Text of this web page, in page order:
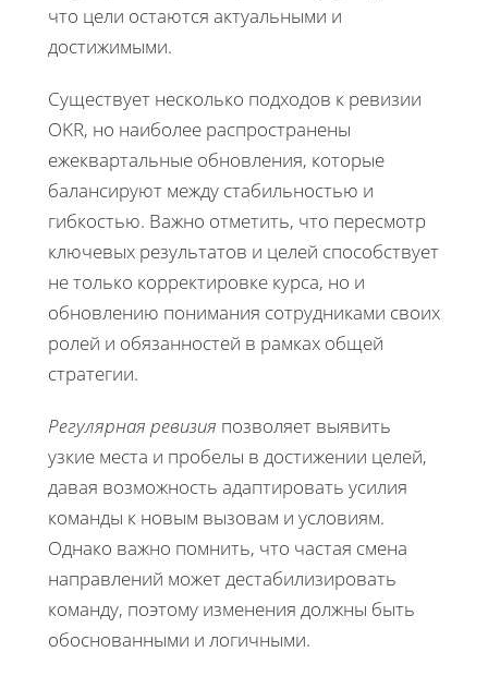
что цели остаются актуальными и
достижимыми.
Существует несколько подходов к ревизии
OKR, но наиболее распространены
ежеквартальные обновления, которые
балансируют между стабильностью и
гибкостью. Важно отметить, что пересмотр
ключевых результатов и целей способствует
не только корректировке курса, но и
обновлению понимания сотрудниками своих
ролей и обязанностей в рамках общей
стратегии.
Регулярная ревизия позволяет выявить
узкие места и пробелы в достижении целей,
давая возможность адаптировать усилия
команды к новым вызовам и условиям.
Однако важно помнить, что частая смена
направлений может дестабилизировать
команду, поэтому изменения должны быть
обоснованными и логичными.